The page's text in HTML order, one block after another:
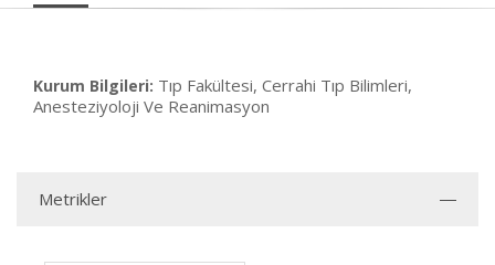
Kurum Bilgileri: Tıp Fakültesi, Cerrahi Tıp Bilimleri,
Anesteziyoloji Ve Reanimasyon
Metrikler